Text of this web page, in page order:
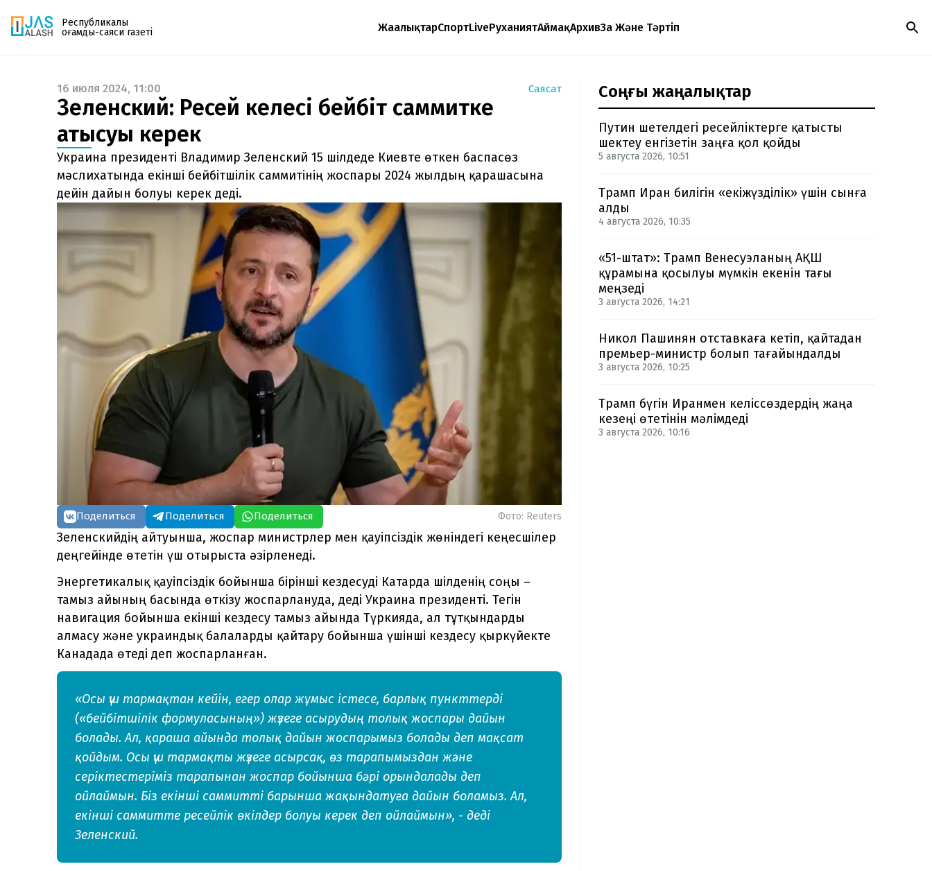
Республикалық
қоғамдық-саяси газеті
ЖаңалықтарСпортLiveРуханиятАймақАрхивЗаң Және Тәртіп
Газетке жазылу
PDF форматтағы газетті ай сайын электронды
поштаңызға алып отырыңыз. Жаңа нөмір
шыққан сәтте сізге бірден жіберіледі. Тек email
енгізіңіз, біз қалғанын өзіміз жібереміз.
16 июля 2024, 11:00 Саясат
Зеленский: Ресей келесі бейбіт саммитке
қатысуы керек
Украина президенті Владимир Зеленский 15 шілдеде Киевте өткен баспасөз
мәслихатында екінші бейбітшілік саммитінің жоспары 2024 жылдың қарашасына
дейін дайын болуы керек деді.
Поделиться Поделиться Поделиться Фото: Reuters
Зеленскийдің айтуынша, жоспар министрлер мен қауіпсіздік жөніндегі кеңесшілер
деңгейінде өтетін үш отырыста әзірленеді.
Энергетикалық қауіпсіздік бойынша бірінші кездесуді Катарда шілденің соңы –
тамыз айының басында өткізу жоспарлануда, деді Украина президенті. Тегін
навигация бойынша екінші кездесу тамыз айында Түркияда, ал тұтқындарды
алмасу және украиндық балаларды қайтару бойынша үшінші кездесу қыркүйекте
Канадада өтеді деп жоспарланған.
«Осы үш тармақтан кейін, егер олар жұмыс істесе, барлық пункттерді
(«бейбітшілік формуласының») жүзеге асырудың толық жоспары дайын
болады. Ал, қараша айында толық дайын жоспарымыз болады деп мақсат
қойдым. Осы үш тармақты жүзеге асырсақ, өз тарапымыздан және
серіктестеріміз тарапынан жоспар бойынша бәрі орындалады деп
ойлаймын. Біз екінші саммитті барынша жақындатуға дайын боламыз. Ал,
екінші саммитте ресейлік өкілдер болуы керек деп ойлаймын», - деді
Зеленский.
Соңғы жаңалықтар
Путин шетелдегі ресейліктерге қатысты
шектеу енгізетін заңға қол қойды
5 августа 2026, 10:51
Трамп Иран билігін «екіжүзділік» үшін сынға
алды
4 августа 2026, 10:35
«51-штат»: Трамп Венесуэланың АҚШ
құрамына қосылуы мүмкін екенін тағы
меңзеді
3 августа 2026, 14:21
Никол Пашинян отставкаға кетіп, қайтадан
премьер-министр болып тағайындалды
3 августа 2026, 10:25
Трамп бүгін Иранмен келіссөздердің жаңа
кезеңі өтетінін мәлімдеді
3 августа 2026, 10:16